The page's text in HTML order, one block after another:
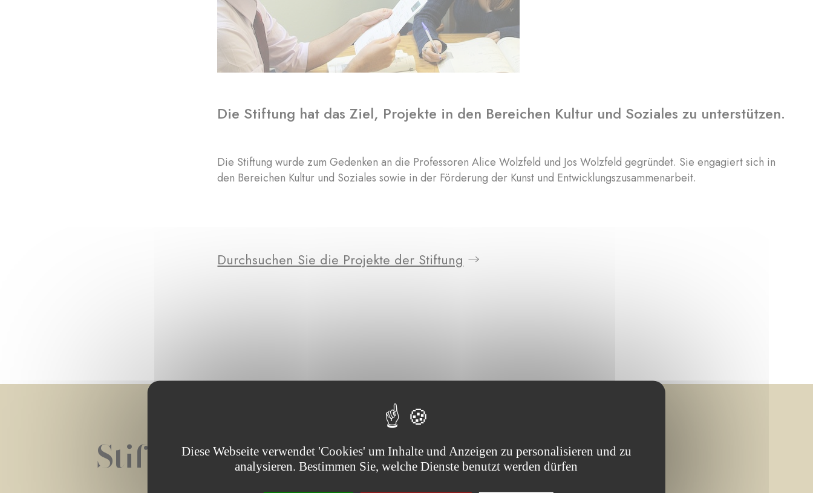
Die Stiftung hat das Ziel, Projekte in den Bereichen Kultur und Soziales zu unterstützen.
Die Stiftung wurde zum Gedenken an die Professoren Alice Wolzfeld und Jos Wolzfeld gegründet. Sie engagiert sich in
den Bereichen Kultur und Soziales sowie in der Förderung der Kunst und Entwicklungszusammenarbeit.
Durchsuchen Sie die Projekte der Stiftung
Stiftungsprojekt(e)
Diese Webseite verwendet 'Cookies' um Inhalte und Anzeigen zu personalisieren und zu
analysieren. Bestimmen Sie, welche Dienste benutzt werden dürfen